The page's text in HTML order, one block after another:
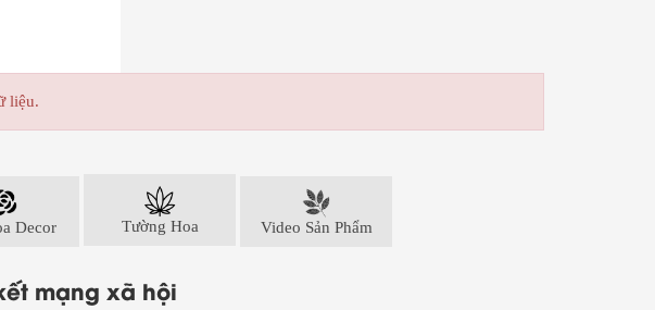
liệu.
Decor Tường Hoa Video Sản Phẩm
mạng xã hội